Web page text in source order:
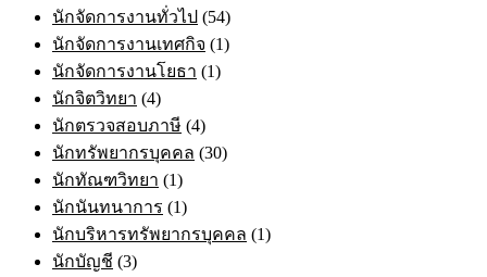
นักจัดการงานทั่วไป (54)
นักจัดการงานเทศกิจ (1)
นักจัดการงานโยธา (1)
นักจิตวิทยา (4)
นักตรวจสอบภาษี (4)
นักทรัพยากรบุคคล (30)
นักทัณฑวิทยา (1)
นักนันทนาการ (1)
นักบริหารทรัพยากรบุคคล (1)
นักบัญชี (3)